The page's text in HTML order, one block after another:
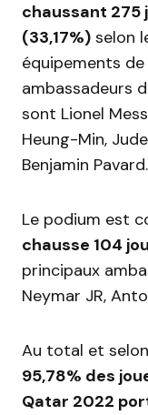
chaussant 275
(33,17%) selon
équipements
ambassadeurs
sont Lionel
Heung-Min,
Benjamin
Le podium est
chausse 104
principaux
Neymar JR,
Au total et
95,78% des
Qatar 2022